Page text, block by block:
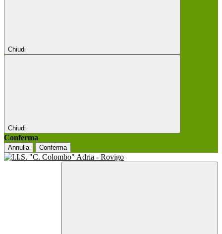
Chiudi
Chiudi
Conferma
Annulla Conferma